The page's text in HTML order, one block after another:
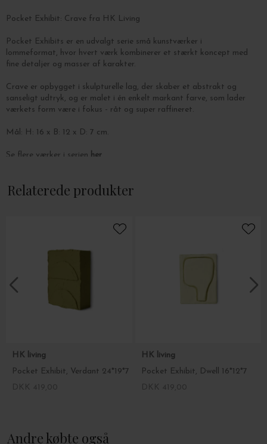
Pocket Exhibit: Crave fra HK Living
Pocket Exhibits er en udvalgt serie små kunstværker i
lommeformat, hvor hvert værk kombinerer et stærkt koncept med
fine detaljer og masser af karakter.
Crave er opbygget i skulpturelle lag, der skaber et abstrakt og
sanseligt udtryk, og er malet i én enkelt markant farve, som lader
værkets form være i fokus - råt og super raffineret.
Mål: H: 16 x B: 12 x D: 7 cm.
Se flere værker i serien her
Relaterede produkter
HK living
Pocket Exhibit, Verdant 24*19*7
HK living
Pocket Exhibit, Dwell 16*12*7
Andre købte også